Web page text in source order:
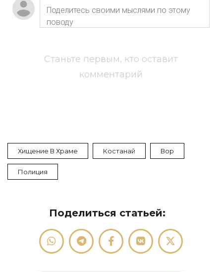
Станьте первым, кто оставит
комментарий
Хищение В Храме Костанай Вор
Полиция
Поделиться статьей: